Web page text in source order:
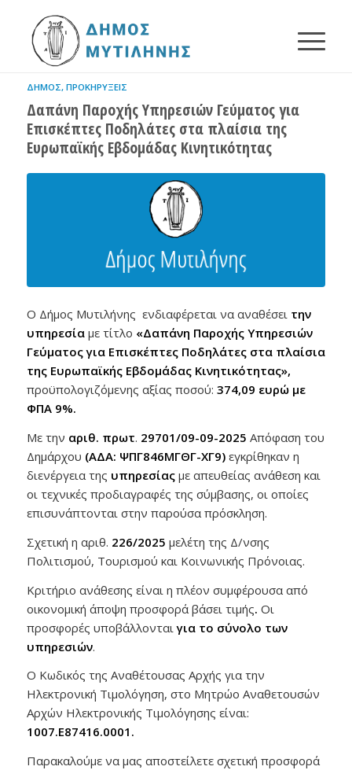
ΔΉΜΟΣ, ΠΡΟΚΗΡΎΞΕΙΣ
Δαπάνη Παροχής Υπηρεσιών Γεύματος για
Επισκέπτες Ποδηλάτες στα πλαίσια της
Ευρωπαϊκής Εβδομάδας Κινητικότητας
Ο Δήμος Μυτιλήνης ενδιαφέρεται να αναθέσει την
υπηρεσίαμε τίτλο «Δαπάνη Παροχής Υπηρεσιών
Γεύματος για Επισκέπτες Ποδηλάτες στα πλαίσια
της Ευρωπαϊκής Εβδομάδας Κινητικότητας»,
προϋπολογιζόμενης αξίας ποσού: 374,09 ευρώ με
ΦΠΑ 9%.
Με την αριθ. πρωτ. 29701/09-09-2025 Απόφαση του
Δημάρχου (ΑΔΑ: ΨΠΓ846ΜΓΘΓ-ΧΓ9) εγκρίθηκαν η
διενέργεια της υπηρεσίαςμε απευθείας ανάθεση και
οι τεχνικές προδιαγραφές της σύμβασης, οι οποίες
επισυνάπτονται στην παρούσα πρόσκληση.
Σχετική η αριθ. 226/2025 μελέτη της Δ/νσης
Πολιτισμού, Τουρισμού και Κοινωνικής Πρόνοιας.
Κριτήριο ανάθεσης είναι η πλέον συμφέρουσα από
οικονομική άποψη προσφορά βάσει τιμής. Οι
προσφορές υποβάλλονταιγια το σύνολο των
υπηρεσιών.
Ο Κωδικός της Αναθέτουσας Αρχής για την
Ηλεκτρονική Τιμολόγηση, στο Μητρώο Αναθετουσών
Αρχών Ηλεκτρονικής Τιμολόγησης είναι:
1007.Ε87416.0001.
Παρακαλούμε να μας αποστείλετε σχετική προσφορά